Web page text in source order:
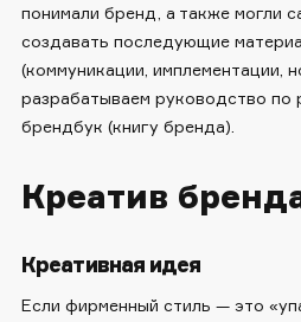
понимали бренд, а также могли
создавать последующие
(коммуникации, имплементации,
разрабатываем руководство
брендбук (книгу бренда).
Креатив
Креативная идея
Если фирменный стиль — это